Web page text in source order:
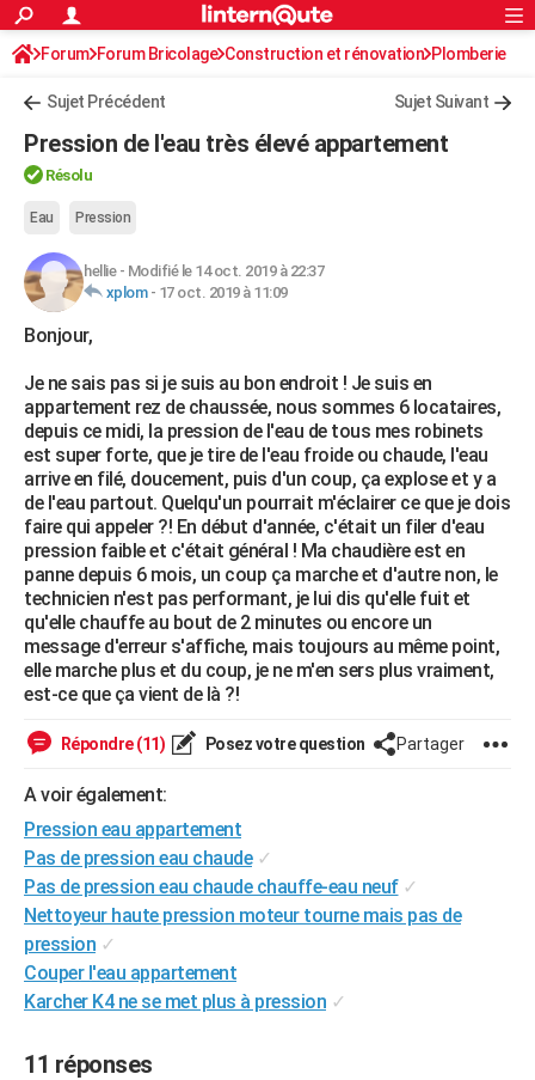
ACTUALITÉS
Politique
Société
Faits Divers
Education
Monde
Villes
+
Programme TV
TNTStreaming
Cinéma
Sorties cinéma
Musique
+FINANCE
Retraite
Impôts
Epargne
Immobilier
Risques naturels par ville
Banque
Assurance
Crédit
AUTO
Essais
Réserver un essai
Citadines
Berlines
SUV
Forum auto
+
HIGH-TECH
Mobiles
Meilleur smartphone
Internet
Ordinateurs
Jeux vidéo
Guide high-tech
Guides de France
Escapades
Patrimoine
Expositions
Musées
Week-end nature
+LIFESTYLE
Art de vivre
Bien-être
Loisirs
Mode
Modes de vie
SANTE
Alimentation
Guide de la santé
Maladies
Médicaments
Sommeil
VOYAGE
Destinations
City break
Voyage nature
Voyage de noces
Forum
Climat
+PHOTO
GUIDES D'ACHAT
BONS PLANS
CARTE DE VOEUX
Carte de Noël
Carte Bonne année
Carte Saint-Valentin
Carte Pâques
Carte d'anniversaire
DICTIONNAIRE
Dictionnaire
Biographies
Citations
Expressions
Proverbes
PROGRAMME TV
COPAINS D'AVANT
S'inscrire
Se connecter
Lycées
Collèges
Primaires
Universités
Entreprises
Service militaire
Avis de recherche
AVIS DE DÉCÈS
FORUM
Bricolage
Lifestyle
Culture
Sport
Auto
Television
Voyage
Cinema
Rechercher
S'inscrire
Connexion
Forum Forum Bricolage Construction et rénovation Plomberie
Sujet Précédent Sujet Suivant
Pression de l'eau très élevé appartement
Résolu
Eau Pression
hellie- Modifié le 14 oct. 2019 à 22:37
xplom- 17 oct. 2019 à 11:09
Bonjour,
Je ne sais pas si je suis au bon endroit ! Je suis en
appartement rez de chaussée, nous sommes 6 locataires,
depuis ce midi, la pression de l'eau de tous mes robinets
est super forte, que je tire de l'eau froide ou chaude, l'eau
arrive en filé, doucement, puis d'un coup, ça explose et y a
de l'eau partout. Quelqu'un pourrait m'éclairer ce que je dois
faire qui appeler ?! En début d'année, c'était un filer d'eau
pression faible et c'était général ! Ma chaudière est en
panne depuis 6 mois, un coup ça marche et d'autre non, le
technicien n'est pas performant, je lui dis qu'elle fuit et
qu'elle chauffe au bout de 2 minutes ou encore un
message d'erreur s'affiche, mais toujours au même point,
elle marche plus et du coup, je ne m'en sers plus vraiment,
est-ce que ça vient de là ?!
Répondre (11) Posez votre question Partager
A voir également:
Pression eau appartement
Pas de pression eau chaude ✓
Pas de pression eau chaude chauffe-eau neuf ✓
Nettoyeur haute pression moteur tourne mais pas de
pression ✓
Couper l'eau appartement
Karcher K4 ne se met plus à pression ✓
11 réponses